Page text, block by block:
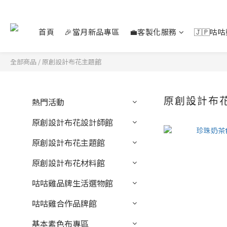
首頁 🎉當月新品專區 💼客製化服務 🇯🇵咕咕
全部商品 /原創設計布花主題館
熱門活動
原創設計布花設計師館
原創設計布花主題館
原創設計布花材料館
咕咕雞品牌生活選物館
咕咕雞合作品牌館
基本素色布專區
原創設計布